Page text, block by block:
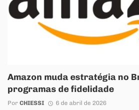
Amazon muda estratégia no
programas de fidelidade
Por CHIESSI 6 de abril de 2026